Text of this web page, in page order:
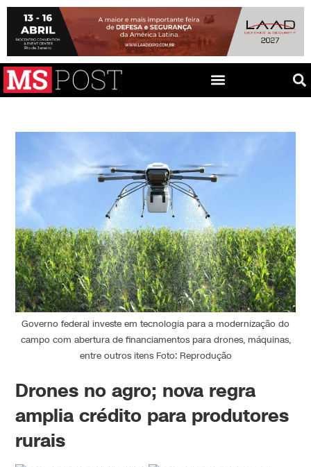
Governo federal investe em tecnologia para a modernização do
campo com abertura de financiamentos para drones, máquinas,
entre outros itens Foto: Reprodução
Drones no agro; nova regra
amplia crédito para produtores
rurais